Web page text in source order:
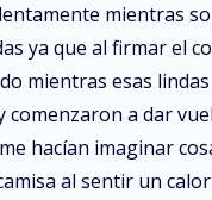
mientras
ya que al firmar el
mientras esas
a dar
hacían imaginar
al sentir un